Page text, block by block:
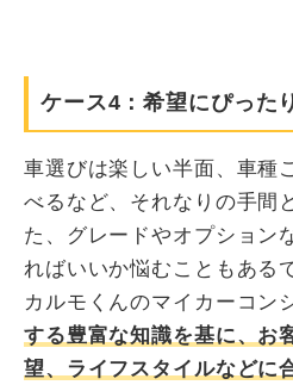
ケース4：希望にぴった
車選びは楽しい半面、車種
べるなど、それなりの手間
た、グレードやオプション
ればいいか悩むこともある
カルモくんのマイカーコン
する豊富な知識を基に、お
望、ライフスタイルなどに